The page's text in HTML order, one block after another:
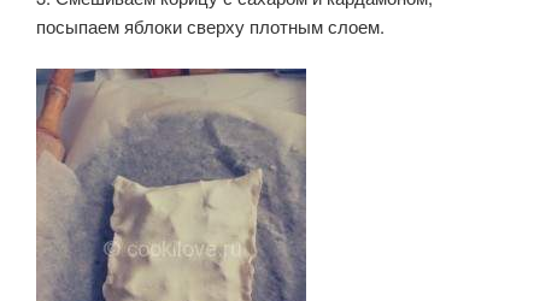
посыпаем яблоки сверху плотным слоем.